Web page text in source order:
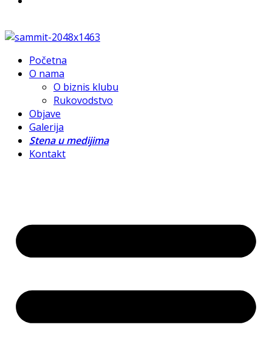
Početna
O nama
O biznis klubu
Rukovodstvo
Objave
Galerija
Stena u medijima
Kontakt